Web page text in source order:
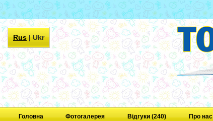
Rus|Ukr
Головна Фотогалерея Відгуки (240) Про нас